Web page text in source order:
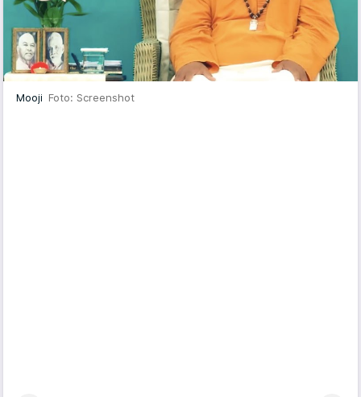
Mooji Foto: Screenshot